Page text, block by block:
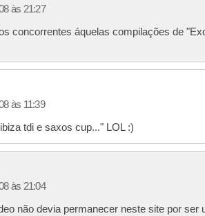
às 21:27
concorrentes áquelas compilações de
às 11:39
tdi e saxos cup..." LOL :)
às 21:04
não devia permanecer neste site por ser